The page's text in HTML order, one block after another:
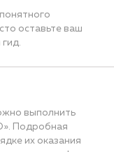
оставьте ваш
выполнить
Подробная
их оказания